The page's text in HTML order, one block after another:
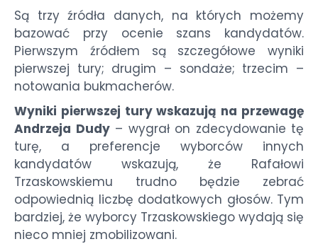
Są trzy źródła danych, na których możemy
bazować przy ocenie szans kandydatów.
Pierwszym źródłem są szczegółowe wyniki
pierwszej tury; drugim – sondaże; trzecim –
notowania bukmacherów.
Wyniki pierwszej tury wskazują na przewagę
Andrzeja Dudy– wygrał on zdecydowanie tę
turę, a preferencje wyborców innych
kandydatów wskazują, że Rafałowi
Trzaskowskiemu trudno będzie zebrać
odpowiednią liczbę dodatkowych głosów. Tym
bardziej, że wyborcy Trzaskowskiego wydają się
nieco mniej zmobilizowani.